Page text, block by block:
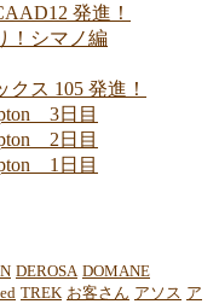
発進！
！シマノ編
ス 105 発進！
3日目
2日目
1日目
DEROSA DOMANE
TREK お客さん アソス ア